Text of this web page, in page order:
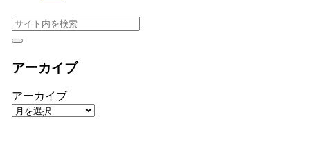
アーカイブ
アーカイブ